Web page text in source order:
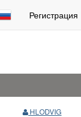
Регистрация
HLODVIG